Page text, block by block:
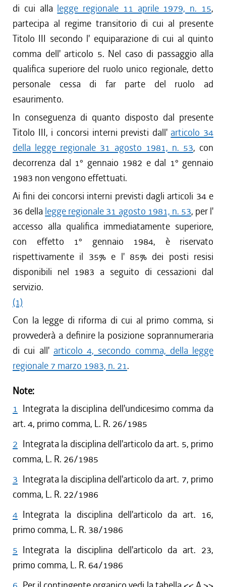
di cui alla legge regionale 11 aprile 1979, n. 15,
partecipa al regime transitorio di cui al presente
Titolo III secondo l' equiparazione di cui al quinto
comma dell' articolo 5. Nel caso di passaggio alla
qualifica superiore del ruolo unico regionale, detto
personale cessa di far parte del ruolo ad
esaurimento.
In conseguenza di quanto disposto dal presente
Titolo III, i concorsi interni previsti dall' articolo 34
della legge regionale 31 agosto 1981, n. 53, con
decorrenza dal 1° gennaio 1982 e dal 1° gennaio
1983 non vengono effettuati.
Ai fini dei concorsi interni previsti dagli articoli 34 e
36 della legge regionale 31 agosto 1981, n. 53, per l'
accesso alla qualifica immediatamente superiore,
con effetto 1° gennaio 1984, è riservato
rispettivamente il 35% e l' 85% dei posti resisi
disponibili nel 1983 a seguito di cessazioni dal
servizio.
(1)
Con la legge di riforma di cui al primo comma, si
provvederà a definire la posizione soprannumeraria
di cui all' articolo 4, secondo comma, della legge
regionale 7 marzo 1983, n. 21.
Note:
1 Integrata la disciplina dell'undicesimo comma da
art. 4, primo comma, L. R. 26/1985
2 Integrata la disciplina dell'articolo da art. 5, primo
comma, L. R. 26/1985
3 Integrata la disciplina dell'articolo da art. 7, primo
comma, L. R. 22/1986
4 Integrata la disciplina dell'articolo da art. 16,
primo comma, L. R. 38/1986
5 Integrata la disciplina dell'articolo da art. 23,
primo comma, L. R. 64/1986